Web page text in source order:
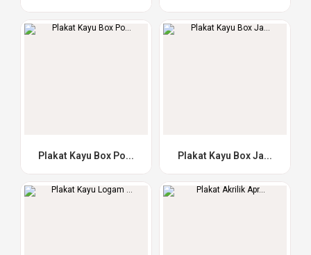
Plakat Kayu Box Po... Plakat Kayu Box Ja...